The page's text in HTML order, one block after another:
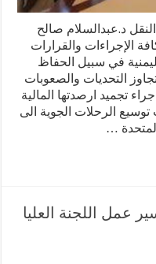
د.عبدالسلام صالح
الإجراءات والقرارات
في سبيل الحفاظ
التحديات والصعوبات
تجميد ارصدتها المالية
الرحلات الجوية الى
…
عمل اللجنة العليا